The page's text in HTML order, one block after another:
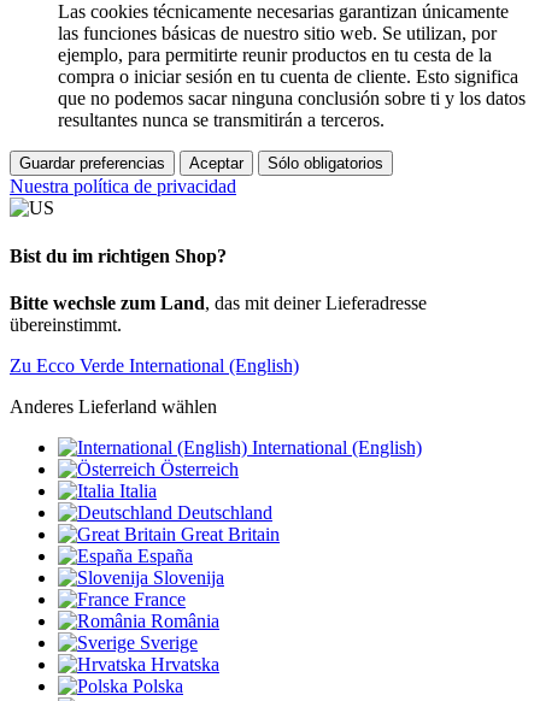
Las cookies técnicamente necesarias garantizan únicamente
las funciones básicas de nuestro sitio web. Se utilizan, por
ejemplo, para permitirte reunir productos en tu cesta de la
compra o iniciar sesión en tu cuenta de cliente. Esto significa
que no podemos sacar ninguna conclusión sobre ti y los datos
resultantes nunca se transmitirán a terceros.
Guardar preferencias Aceptar Sólo obligatorios
Nuestra política de privacidad
Bist du im richtigen Shop?
Bitte wechsle zum Land, das mit deiner Lieferadresse
übereinstimmt.
Zu Ecco Verde International (English)
Anderes Lieferland wählen
International (English)
Österreich
Italia
Deutschland
Great Britain
España
Slovenija
France
România
Sverige
Hrvatska
Polska